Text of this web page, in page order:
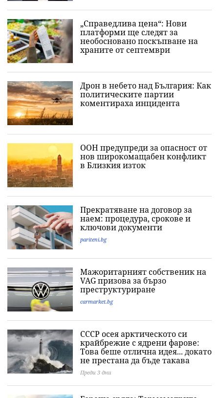
„Справедлива цена“: Нови
платформи ще следят за
необосновано поскъпване на
храните от септември
Дрон в небето над България: Как
политическите партии
коментираха инцидента
ООН предупреди за опасност от
нов широкомащабен конфликт
в Близкия изток
Прекратяване на договор за
наем: процедура, срокове и
ключови документи
pariteni.bg
Мажоритарният собственик на
VAG призова за бързо
преструктуриране
carmarket.bg
СССР осея арктическото си
крайбрежие с ядрени фарове:
Това беше отлична идея... докато
не престана да бъде такава
Преди 3 дни